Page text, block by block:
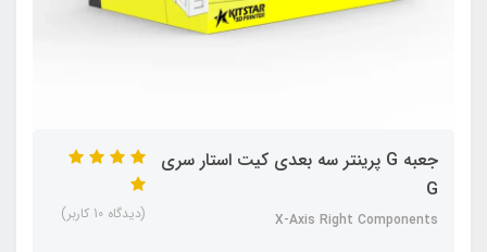
جعبه G پرینتر سه بعدی کیت استار سری
G
X-Axis Right Components (دیدگاه 10 کاربر)